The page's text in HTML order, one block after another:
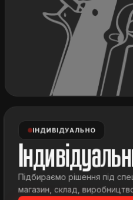
ІНДИВІДУАЛЬНО
Підбираємо рішення під
магазин, склад,